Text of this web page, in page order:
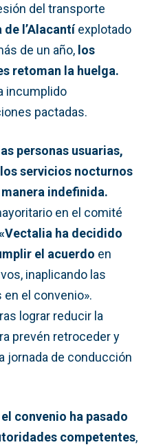
del transporte
de l’Alacantíexplotado
de un año, los
retoman la huelga.
incumplido
pactadas.
personas usuarias,
servicios nocturnos
indefinida.
en el comité
ha decidido
el acuerdo en
inaplicando las
el convenio».
lograr reducir la
prevén retroceder y
jornada de conducción
convenio ha pasado
competentes,